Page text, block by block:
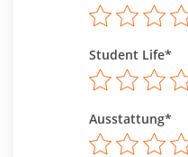
Student Life*
Ausstattung*